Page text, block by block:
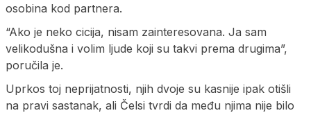
osobina kod partnera.
“Ako je neko cicija, nisam zainteresovana. Ja sam
velikodušna i volim ljude koji su takvi prema drugima”,
poručila je.
Uprkos toj neprijatnosti, njih dvoje su kasnije ipak otišli
na pravi sastanak, ali Čelsi tvrdi da među njima nije bilo